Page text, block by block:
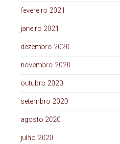
fevereiro 2021
janeiro 2021
dezembro 2020
novembro 2020
outubro 2020
setembro 2020
agosto 2020
julho 2020